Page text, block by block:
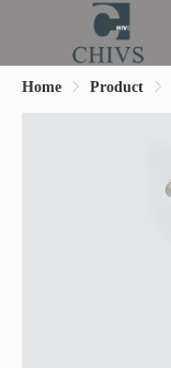
Home Product